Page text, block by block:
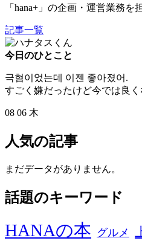
「hana+」の企画・運営業務を
記事一覧
今日のひとこと
극혐이었는데 이젠 좋아졌어.
すごく嫌だったけど今では良く
08 06 木
人気の記事
まだデータがありません。
話題のキーワード
HANAの本 グルメ